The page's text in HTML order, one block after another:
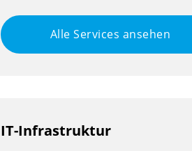
Alle Services ansehen
IT-Infrastruktur